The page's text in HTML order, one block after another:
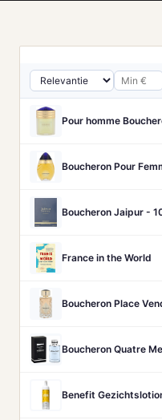
France in the World